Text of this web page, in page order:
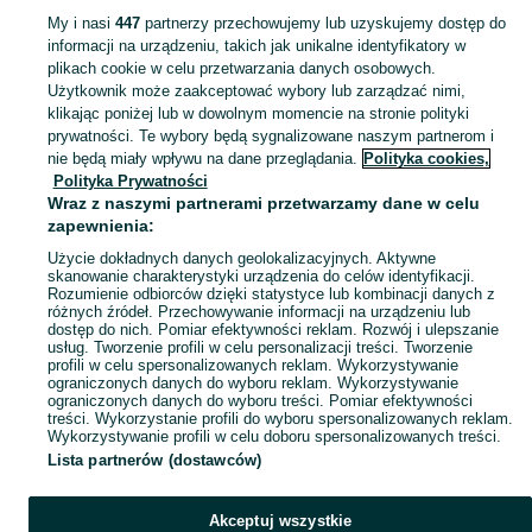
KATEGORIA
domek ogrodowy dla dzieci,basen z kulkami,zabawki ogrodowe,zabawki
Zobacz
Mapa kategorii
Mapa miejscowości
Mapa ministron
Popularne wyszukiwania
My i nasi 447partnerzy przechowujemy lub uzyskujemy dostęp do
informacji na urządzeniu, takich jak unikalne identyfikatory w
plikach cookie w celu przetwarzania danych osobowych.
Użytkownik może zaakceptować wybory lub zarządzać nimi,
klikając poniżej lub w dowolnym momencie na stronie polityki
prywatności. Te wybory będą sygnalizowane naszym partnerom i
nie będą miały wpływu na dane przeglądania. Polityka cookies,
Polityka Prywatności
Wraz z naszymi partnerami przetwarzamy dane w celu
zapewnienia:
Użycie dokładnych danych geolokalizacyjnych. Aktywne
skanowanie charakterystyki urządzenia do celów identyfikacji.
Rozumienie odbiorców dzięki statystyce lub kombinacji danych z
różnych źródeł. Przechowywanie informacji na urządzeniu lub
dostęp do nich. Pomiar efektywności reklam. Rozwój i ulepszanie
usług. Tworzenie profili w celu personalizacji treści. Tworzenie
profili w celu spersonalizowanych reklam. Wykorzystywanie
ograniczonych danych do wyboru reklam. Wykorzystywanie
ograniczonych danych do wyboru treści. Pomiar efektywności
treści. Wykorzystanie profili do wyboru spersonalizowanych reklam.
Wykorzystywanie profili w celu doboru spersonalizowanych treści.
Lista partnerów (dostawców)
Akceptuj wszystkie